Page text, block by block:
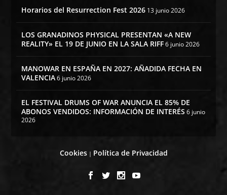
Horarios del Resurrection Fest 2026 13 junio 2026
LOS GRANADINOS PHYSICAL PRESENTAN «A NEW
REALITY» EL 19 DE JUNIO EN LA SALA RIFF 6 junio 2026
MANOWAR EN ESPAÑA EN 2027: AÑADIDA FECHA EN
VALENCIA 6 junio 2026
EL FESTIVAL DRUMS OF WAR ANUNCIA EL 85% DE
ABONOS VENDIDOS: INFORMACIÓN DE INTERÉS 6 junio
2026
Cookies| Política de Privacidad